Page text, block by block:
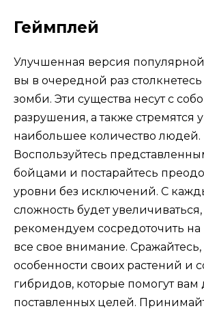
Геймплей
Улучшенная версия
вы в очередной раз
зомби. Эти существа несут с
разрушения, а также стремятся
наибольшее количество людей.
Воспользуйтесь
бойцами и постарайтесь
уровни без исключений. С
сложность будет
рекомендуем сосредоточить
все свое внимание. Сражайтесь,
особенности своих растений и
гибридов, которые помогут вам
поставленных целей.